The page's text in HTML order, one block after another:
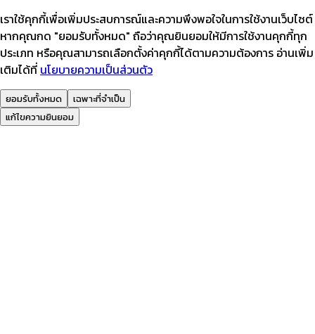
เราใช้คุกกี้เพื่อเพิ่มประสบการณ์และความพึงพอใจในการใช้งานเว็บไซต์
หากคุณกด "ยอมรับทั้งหมด" ถือว่าคุณยินยอมให้มีการใช้งานคุกกี้ทุก
ประเภท หรือคุณสามารถเลือกตั้งค่าคุกกี้ได้ตามความต้องการ อ่านเพิ่ม
เติมได้ที่ นโยบายความเป็นส่วนตัว
ยอมรับทั้งหมด
เฉพาะที่จำเป็น
แก้ไขความยินยอม